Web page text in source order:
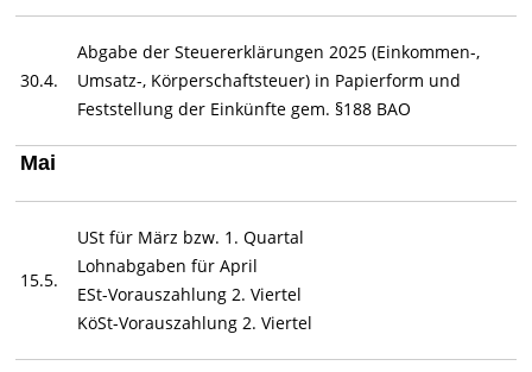
30.4.
Abgabe der Steuererklärungen 2025 (Einkommen-,
Umsatz-, Körperschaftsteuer) in Papierform und
Feststellung der Einkünfte gem. §188 BAO
Mai
15.5.
USt für März bzw. 1. Quartal
Lohnabgaben für April
ESt-Vorauszahlung 2. Viertel
KöSt-Vorauszahlung 2. Viertel